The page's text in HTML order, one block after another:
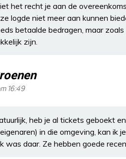
het recht je aan de
logde niet meer aan kunnen
betaalde bedragen, maar
zijn.
16:49
heb je al tickets geboekt
in die omgeving, kan ik
was daar. Ze hebben goede